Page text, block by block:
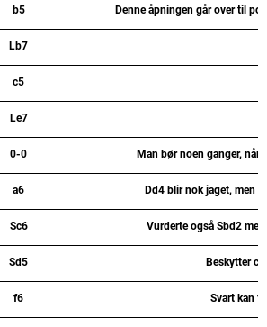
b5 Denne åpningen går over til
Lb7
c5
Le7
0-0 Man bør noen ganger, når
a6 Dd4 blir nok jaget, men
Sc6 Vurderte også Sbd2
Sd5 Beskytter
f6 Svart kan